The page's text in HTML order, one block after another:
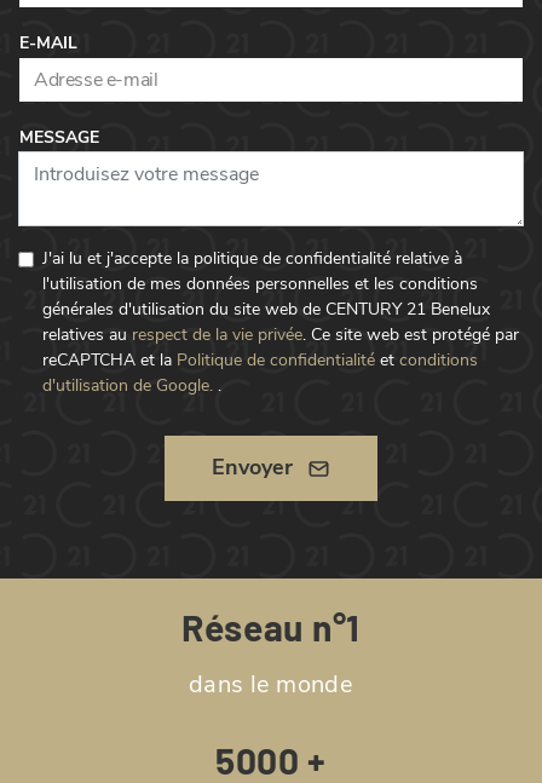
E-MAIL
MESSAGE
J'ai lu et j'accepte la politique de confidentialité relative à
l'utilisation de mes données personnelles et les conditions
générales d'utilisation du site web de CENTURY 21 Benelux
relatives au respect de la vie privée. Ce site web est protégé par
reCAPTCHA et la Politique de confidentialité et conditions
d'utilisation de Google. .
Envoyer
Réseau n°1
dans le monde
5000 +